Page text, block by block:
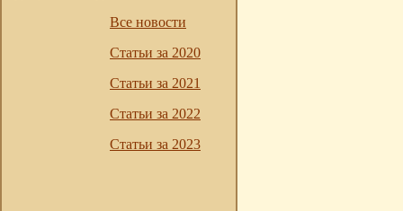
Все новости
Статьи за 2020
Статьи за 2021
Статьи за 2022
Статьи за 2023